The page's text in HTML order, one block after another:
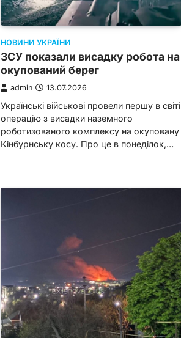
НОВИНИ УКРАЇНИ
ЗСУ показали висадку робота на
окупований берег
admin 13.07.2026
Українські військові провели першу в світі
операцію з висадки наземного
роботизованого комплексу на окуповану
Кінбурнську косу. Про це в понеділок,…